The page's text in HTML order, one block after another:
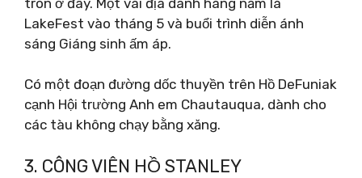
LakeFest vào tháng 5 và buổi trình diễn ánh
sáng Giáng sinh ấm áp.
Có một đoạn đường dốc thuyền trên Hồ DeFuniak
cạnh Hội trường Anh em Chautauqua, dành cho
các tàu không chạy bằng xăng.
3. CÔNG VIÊN HỒ STANLEY